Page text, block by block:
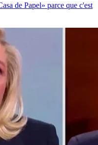
de Papel» parce que c'est